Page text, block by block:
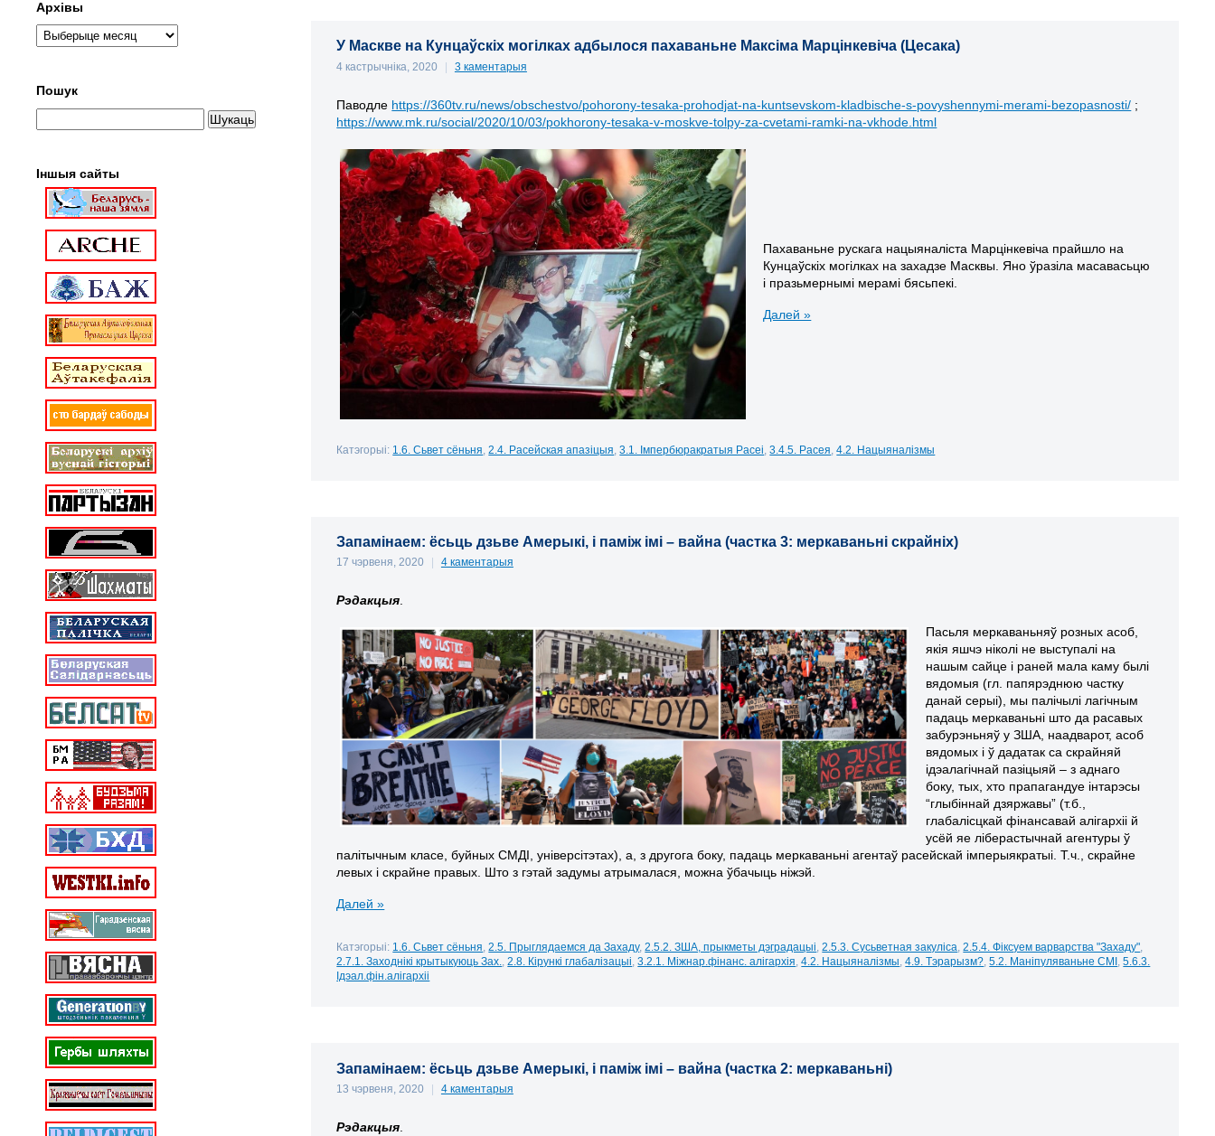
У Маскве на Кунцаўскіх могілках адбылося пахаваньне Максіма Марцінкевіча (Цесака)
4 кастрычніка, 2020 | 3 каментарыя
Паводле https://360tv.ru/news/obschestvo/pohorony-tesaka-prohodjat-na-kuntsevskom-kladbische-s-povyshennymi-merami-bezopasnosti/ ;
https://www.mk.ru/social/2020/10/03/pokhorony-tesaka-v-moskve-tolpy-za-cvetami-ramki-na-vkhode.html
Пахаваньне рускага нацыяналіста Марцінкевіча прайшло на
Кунцаўскіх могілках на захадзе Масквы. Яно ўразіла масавасьцю
і празьмернымі мерамі бясьпекі.
Далей »
Катэгорыі: 1.6. Сьвет сёньня ,2.4. Расейская апазіцыя ,3.1. Імпербюракратыя Расеі ,3.4.5. Расея ,4.2. Нацыяналізмы
Запамінаем: ёсьць дзьве Амерыкі, і паміж імі – вайна (частка 3: меркаваньні скрайніх)
17 чэрвеня, 2020 4 каментарыя
Рэдакцыя.
Пасьля меркаваньняў розных асоб,
якія яшчэ ніколі не выступалі на
нашым сайце і раней мала каму былі
вядомыя (гл. папярэднюю частку
данай серыі), мы палічылі лагічным
падаць меркаваньні што да расавых
забурэньняў у ЗША, наадварот, асоб
вядомых і ў дадатак са скрайняй
ідэалагічнай пазіцыяй – з аднаго
боку, тых, хто прапагандуе інтарэсы
“глыбіннай дзяржавы” (т.б.,
глабалісцкай фінансавай алігархіі й
усёй яе ліберастычнай агентуры ў
палітычным класе, буйных СМДІ, універсітэтах), а, з другога боку, падаць меркаваньні агентаў расейскай імперыякратыі. Т.ч., скрайне
левых і скрайне правых. Што з гэтай задумы атрымалася, можна ўбачыць ніжэй.
Далей »
Катэгорыі: 1.6. Сьвет сёньня ,2.5. Прыглядаемся да Захаду,2.5.2. ЗША, прыкметы дэградацыі ,2.5.3. Сусьветная закуліса ,2.5.4. Фіксуем варварства "Захаду"
2.7.1. Заходнікі крытыкуюць Зах.
,2.8. Кірункі глабалізацыі ,3.2.1. Міжнар.фінанс. алігархія ,4.2. Нацыяналізмы ,4.9. Тэрарызм? ,5.2. Маніпуляваньне СМІ ,5.6.3.
Ідэал.фін.алігархіі
Запамінаем: ёсьць дзьве Амерыкі, і паміж імі – вайна (частка 2: меркаваньні)
13 чэрвеня, 2020 4 каментарыя
Рэдакцыя
Архівы
Пошук
Іншыя сайты